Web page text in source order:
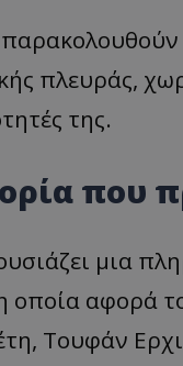
πλευράς,
της.
που
μια
οποία αφορά
Τουφάν